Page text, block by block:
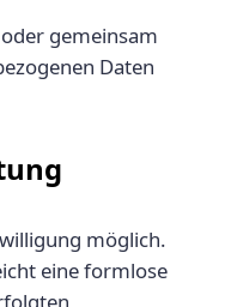
gemeinsam
Daten
möglich.
eine formlose